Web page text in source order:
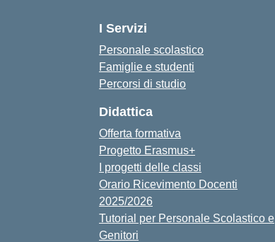
I Servizi
Personale scolastico
Famiglie e studenti
Percorsi di studio
Didattica
Offerta formativa
Progetto Erasmus+
I progetti delle classi
Orario Ricevimento Docenti
2025/2026
Tutorial per Personale Scolastico e
Genitori